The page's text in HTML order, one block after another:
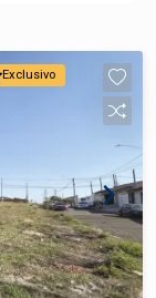
Exclusivo